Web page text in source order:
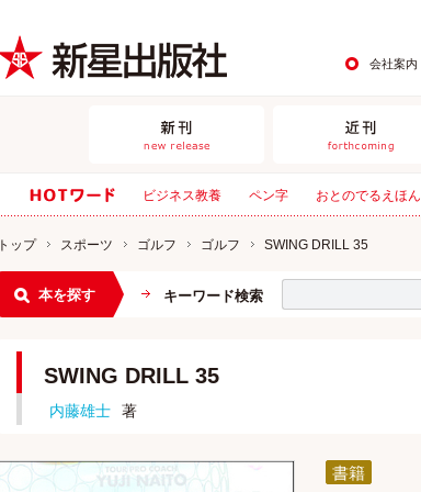
会社案内
ビジネス教養 ペン字 おとのでるえほん
トップ スポーツ ゴルフ ゴルフ SWING DRILL 35
本を探す キーワード検索
SWING DRILL 35
内藤雄士 著
書籍